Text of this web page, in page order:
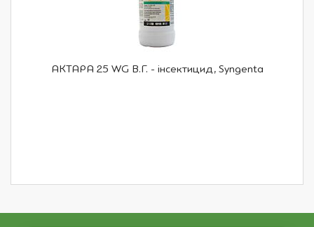
АКТАРА 25 WG В.Г. - інсектицид, Syngenta